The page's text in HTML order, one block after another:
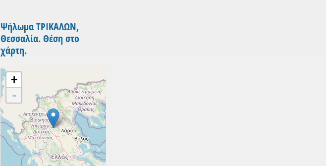
Ψήλωμα ΤΡΙΚΑΛΩΝ,
Θεσσαλία. Θέση στο
χάρτη.
+
-